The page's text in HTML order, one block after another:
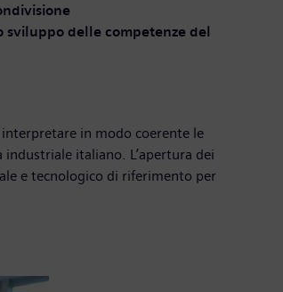
sviluppo delle competenze del
in modo coerente le
italiano. L’apertura dei
e tecnologico di riferimento per